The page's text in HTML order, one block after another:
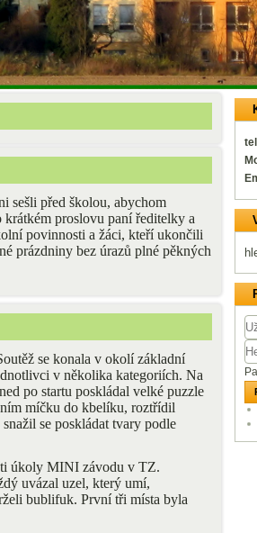
sešli před školou, abychom
proslovu paní ředitelky a
povinnosti a žáci, kteří ukončili
prázdniny bez úrazů plné pěkných
se konala v okolí základní
v několika kategoriích. Na
po startu poskládal velké puzzle
míčku do kbelíku, roztřídil
se poskládat tvary podle
úkoly MINI závodu v TZ.
uvázal uzel, který umí,
bublifuk. První tři místa byla